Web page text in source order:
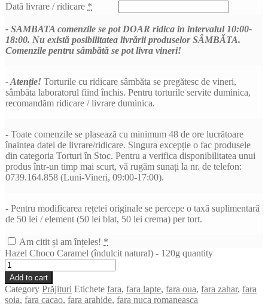
Dată livrare / ridicare *
- SAMBATA comenzile se pot DOAR ridica in intervalul 10:00-
18:00. Nu există posibilitatea livrării produselor SÂMBĂTA.
Comenzile pentru sâmbătă se pot livra vineri!
- Atenție! Torturile cu ridicare sâmbăta se pregătesc de vineri,
sâmbăta laboratorul fiind închis. Pentru torturile servite duminica,
recomandăm ridicare / livrare duminica.
- Toate comenzile se plasează cu minimum 48 de ore lucrătoare
înaintea datei de livrare/ridicare. Singura excepție o fac produsele
din categoria Torturi în Stoc. Pentru a verifica disponibilitatea unui
produs într-un timp mai scurt, vă rugăm sunați la nr. de telefon:
0739.164.858 (Luni-Vineri, 09:00-17:00).
- Pentru modificarea rețetei originale se percepe o taxă suplimentară
de 50 lei / element (50 lei blat, 50 lei crema) per tort.
Am citit și am înțeles! *
Hazel Choco Caramel (îndulcit natural) - 120g quantity
Add to cart
Category Prăjituri Etichete fara, fara lapte, fara oua, fara zahar, fara
soia, fara cacao, fara arahide, fara nuca romaneasca